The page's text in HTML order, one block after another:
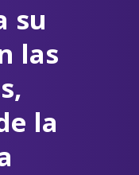
su
las
la